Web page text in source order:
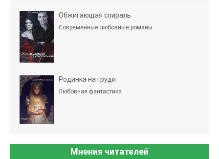
Обжигающая спираль
Современные любовные романы
Родинка на груди
Любовная фантастика
Мнения читателей